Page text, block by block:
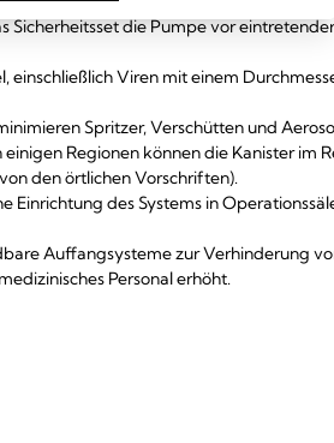
Sicherheitsset die Pumpe vor
Viren mit einem
Spritzer, Verschütten und
Regionen können die Kanister im
den örtlichen Vorschriften).
Einrichtung des Systems in
Auffangsysteme zur Verhinderung
Personal erhöht.